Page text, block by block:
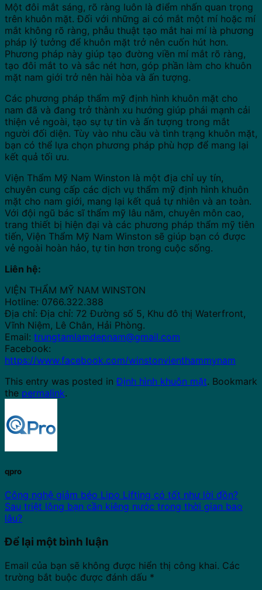
Một đôi mắt sáng, rõ ràng luôn là điểm nhấn quan trọng
trên khuôn mặt. Đối với những ai có mắt một mí hoặc mí
mắt không rõ ràng, phẫu thuật tạo mắt hai mí là phương
pháp lý tưởng để khuôn mặt trở nên cuốn hút hơn.
Phương pháp này giúp tạo đường viền mí mắt rõ ràng,
tạo đôi mắt to và sắc nét hơn, góp phần làm cho khuôn
mặt nam giới trở nên hài hòa và ấn tượng.
Các phương pháp thẩm mỹ định hình khuôn mặt cho
nam đã và đang trở thành xu hướng giúp phái mạnh cải
thiện vẻ ngoài, tạo sự tự tin và ấn tượng trong mắt
người đối diện. Tùy vào nhu cầu và tình trạng khuôn mặt,
bạn có thể lựa chọn phương pháp phù hợp để mang lại
kết quả tối ưu.
Viện Thẩm Mỹ Nam Winston là một địa chỉ uy tín,
chuyên cung cấp các dịch vụ thẩm mỹ định hình khuôn
mặt cho nam giới, mang lại kết quả tự nhiên và an toàn.
Với đội ngũ bác sĩ thẩm mỹ lâu năm, chuyên môn cao,
trang thiết bị hiện đại và các phương pháp thẩm mỹ tiên
tiến, Viện Thẩm Mỹ Nam Winston sẽ giúp bạn có được
vẻ ngoài hoàn hảo, tự tin hơn trong cuộc sống.
Liên hệ:
VIỆN THẨM MỸ NAM WINSTON
Hotline: 0766.322.388
Địa chỉ: Địa chỉ: 72 Đường số 5, Khu đô thị Waterfront,
Vĩnh Niệm, Lê Chân, Hải Phòng.
Email: trungtamlamdepnam@gmail.com
Facebook:
https://www.facebook.com/winstonvienthammynam
This entry was posted inĐịnh hình khuôn mặt. Bookmark
the permalink.
qpro
Công nghệ giảm béo Lipo Lifting có tốt như lời đồn?
Sau triệt lông bạn cần kiêng nước trong thời gian bao
lâu?
Để lại một bình luận
Email của bạn sẽ không được hiển thị công khai. Các
trường bắt buộc được đánh dấu *